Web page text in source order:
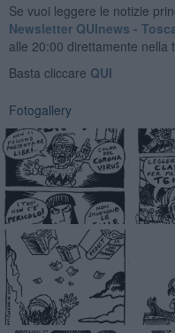
Se vuoi leggere le notizie
Newsletter QUInews -
alle 20:00 direttamente nella
Basta cliccare QUI
Fotogallery